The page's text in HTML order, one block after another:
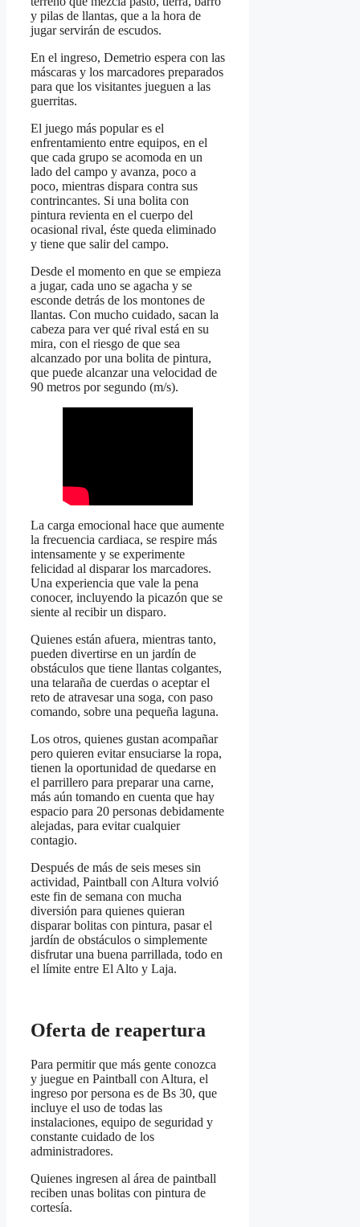
y pilas de llantas, que a la hora de
jugar servirán de escudos.
En el ingreso, Demetrio espera con las
máscaras y los marcadores preparados
para que los visitantes jueguen a las
guerritas.
El juego más popular es el
enfrentamiento entre equipos, en el
que cada grupo se acomoda en un
lado del campo y avanza, poco a
poco, mientras dispara contra sus
contrincantes. Si una bolita con
pintura revienta en el cuerpo del
ocasional rival, éste queda eliminado
y tiene que salir del campo.
Desde el momento en que se empieza
a jugar, cada uno se agacha y se
esconde detrás de los montones de
llantas. Con mucho cuidado, sacan la
cabeza para ver qué rival está en su
mira, con el riesgo de que sea
alcanzado por una bolita de pintura,
que puede alcanzar una velocidad de
90 metros por segundo (m/s).
La carga emocional hace que aumente
la frecuencia cardiaca, se respire más
intensamente y se experimente
felicidad al disparar los marcadores.
Una experiencia que vale la pena
conocer, incluyendo la picazón que se
siente al recibir un disparo.
Quienes están afuera, mientras tanto,
pueden divertirse en un jardín de
obstáculos que tiene llantas colgantes,
una telaraña de cuerdas o aceptar el
reto de atravesar una soga, con paso
comando, sobre una pequeña laguna.
Los otros, quienes gustan acompañar
pero quieren evitar ensuciarse la ropa,
tienen la oportunidad de quedarse en
el parrillero para preparar una carne,
más aún tomando en cuenta que hay
espacio para 20 personas debidamente
alejadas, para evitar cualquier
contagio.
Después de más de seis meses sin
actividad, Paintball con Altura volvió
este fin de semana con mucha
diversión para quienes quieran
disparar bolitas con pintura, pasar el
jardín de obstáculos o simplemente
disfrutar una buena parrillada, todo en
el límite entre El Alto y Laja.
Oferta de reapertura
Para permitir que más gente conozca
y juegue en Paintball con Altura, el
ingreso por persona es de Bs 30, que
incluye el uso de todas las
instalaciones, equipo de seguridad y
constante cuidado de los
administradores.
Quienes ingresen al área de paintball
reciben unas bolitas con pintura de
cortesía.